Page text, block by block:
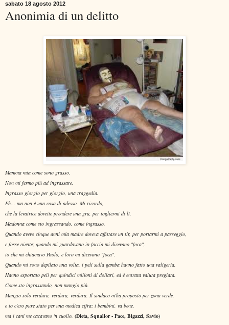
sabato 18 agosto 2012
Anonimia di un delitto
Mamma mia come sono grasso.
Non mi fermo più ad ingrassare.
Ingrasso giorgio per giorgio, una traggedia.
Eh… ma non è una cosa di adesso. Mi ricordo,
che la levatrice dovette prendere una gru, per togliermi di lì.
Madonna come sto ingrassando, come ingrasso.
Quando avevo cinque anni mia madre doveva affittare un tir, per portarmi a passeggio,
e fosse niente; quando mi guardavano in faccia mi dicevano "foca",
io che mi chiamavo Paolo, e loro mi dicevano "foca".
Quando mi sono depilato una volta, i peli sulla gamba hanno fatto una valigeria.
Hanno esportato peli per quindici milioni di dollari, ed è entrata valuta pregiata.
Come sto ingrassando, non mangio più.
Mangio solo verdura, verdura, verdura. Il sindaco m'ha proposto per zona verde,
e io c'ero pure stato per una modica cifra: i bambini, va bene,
ma i cani me cacavano 'n cuollo. (Dieta, Squallor - Pace, Bigazzi, Savio)